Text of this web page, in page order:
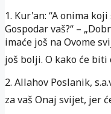
1. Kur'an: “A onima
Gospodar vaš?“ –
imaće još na Ovome
još bolji. O kako će
2. Allahov Poslanik,
za vaš Onaj svijet, jer